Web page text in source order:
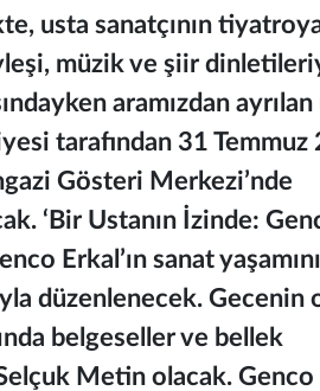
usta sanatçının
müzik ve şiir
aramızdan ayrılan
tarafından 31 Temmuz
Gösteri Merkezi’nde
‘Bir Ustanın İzinde:
Erkal’ın sanat
düzenlenecek. Gecenin
belgeseller ve bellek
Metin olacak. Genco